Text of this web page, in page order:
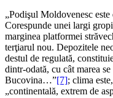
„Podişul Moldovenesc
Corespunde unei largi
marginea platformei
terţiarul nou. Depozitele
destul de regulată,
dintr-odată, cu cât marea
Bucovina…”[7]; clima
„continentală, extrem de